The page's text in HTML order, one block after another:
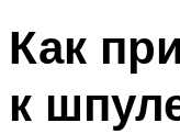
Как
к